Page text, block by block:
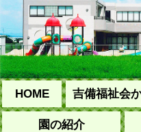
HOME 吉備福祉会
園の紹介